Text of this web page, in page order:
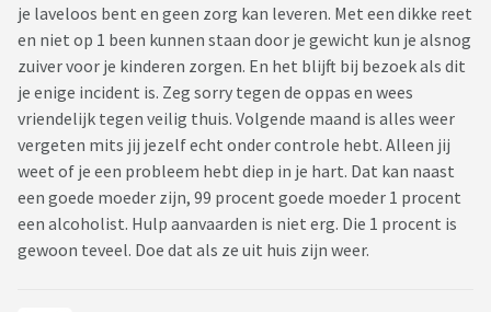
je laveloos bent en geen zorg kan leveren. Met een dikke reet
en niet op 1 been kunnen staan door je gewicht kun je alsnog
zuiver voor je kinderen zorgen. En het blijft bij bezoek als dit
je enige incident is. Zeg sorry tegen de oppas en wees
vriendelijk tegen veilig thuis. Volgende maand is alles weer
vergeten mits jij jezelf echt onder controle hebt. Alleen jij
weet of je een probleem hebt diep in je hart. Dat kan naast
een goede moeder zijn, 99 procent goede moeder 1 procent
een alcoholist. Hulp aanvaarden is niet erg. Die 1 procent is
gewoon teveel. Doe dat als ze uit huis zijn weer.